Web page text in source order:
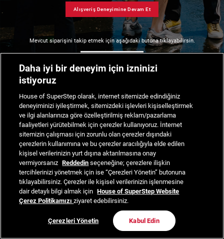
Alışveriş Deneyimine Devam Et
Mevcut siparişini takip etmek için aşağıdaki butona tıklayabilirsin.
Daha iyi bir deneyim için izninizi
istiyoruz
House of SuperStep olarak, internet sitemizde edindiğiniz
deneyiminizi iyileştirmek, sitemizdeki işlevleri kişiselleştirmek
ve ilgi alanlarınıza göre özelleştirilmiş reklam/pazarlama
faaliyetleri yürütebilmek için çerezler kullanıyoruz. İnternet
sitemizin çalışması için zorunlu olan çerezler dışındaki
çerezlerin kullanımına ve bu çerezler aracılığıyla elde edilen
kişisel verilerinizin yurt dışına aktarılmasına onay
vermiyorsanız Reddedin seçeneğine; çerezlere ilişkin
tercihlerinizi yönetmek için ise “Çerezleri Yönetin” butonuna
tıklayabilirsiniz. Çerezler ile kişisel verilerinizin işlenmesine
dair detaylı bilgi almak için House of SuperStep Website
Çerez Politikamızıziyaret edebilirsiniz.
Çerezleri Yönetin Kabul Edin